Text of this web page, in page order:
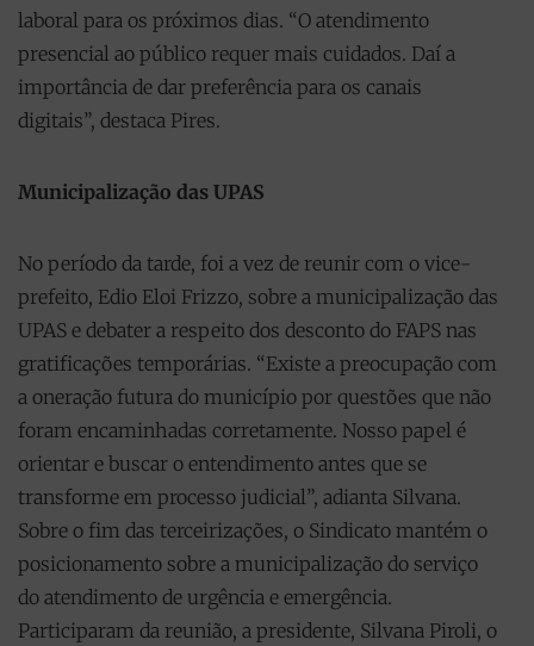
laboral para os próximos dias. “O atendimento
presencial ao público requer mais cuidados. Daí a
importância de dar preferência para os canais
digitais”, destaca Pires.
Municipalização das UPAS
No período da tarde, foi a vez de reunir com o vice-
prefeito, Edio Eloi Frizzo, sobre a municipalização das
UPAS e debater a respeito dos desconto do FAPS nas
gratificações temporárias. “Existe a preocupação com
a oneração futura do município por questões que não
foram encaminhadas corretamente. Nosso papel é
orientar e buscar o entendimento antes que se
transforme em processo judicial”, adianta Silvana.
Sobre o fim das terceirizações, o Sindicato mantém o
posicionamento sobre a municipalização do serviço
do atendimento de urgência e emergência.
Participaram da reunião, a presidente, Silvana Piroli, o